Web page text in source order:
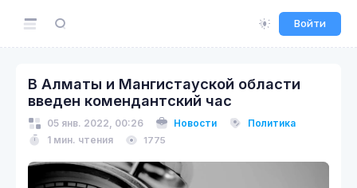
Войти
В Алматы и Мангистауской области
введен комендантский час
05 янв. 2022, 00:26 Новости
Политика
1 мин. чтения
1775